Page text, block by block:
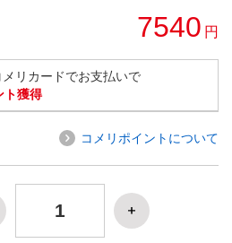
7540 円
リカードでお支払いで
ト獲得
コメリポイントについて